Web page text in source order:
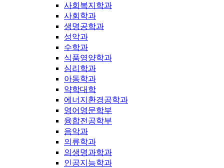
사회복지학과
사회학과
생명공학과
성악과
수학과
식품영양학과
심리학과
아동학과
약학대학
에너지환경공학과
영어영문학부
융합전공학부
음악과
의류학과
의생명과학과
인공지능학과